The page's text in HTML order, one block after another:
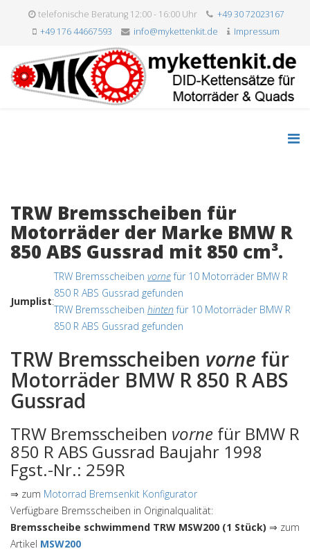
telefonische Beratung 12:00 - 16:00 Uhr
+49 30 72023167
+49 176 44667593
info@mykettenkit.de Impressum
TRW Bremsscheiben für
Motorräder der Marke BMW R
850 ABS Gussrad mit 850 cm³.
Jumplist:
TRW Bremsscheiben vornefür 10 Motorräder BMW R
850 R ABS Gussrad gefunden
TRW Bremsscheiben hinten für 10 Motorräder BMW R
850 R ABS Gussrad gefunden
TRW Bremsscheiben vorne für
Motorräder BMW R 850 R ABS
Gussrad
TRW Bremsscheiben vorne für BMW R
850 R ABS Gussrad Baujahr 1998
Fgst.-Nr.: 259R
⇒ zum Motorrad Bremsenkit Konfigurator
Verfügbare Bremsscheiben in Originalqualität:
Bremsscheibe schwimmend TRW MSW200 (1 Stück) ⇒ zum
Artikel MSW200